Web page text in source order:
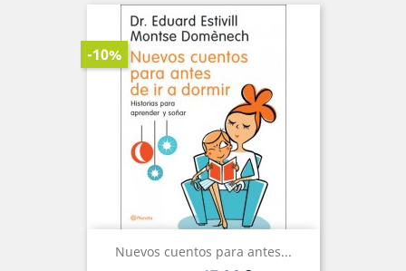
Nuevos cuentos para antes...
-10%